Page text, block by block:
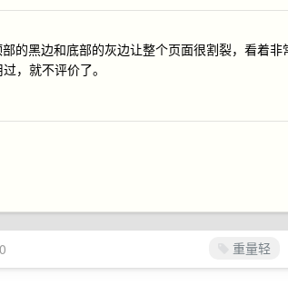
的黑边和底部的灰边让整个页面很割裂，看着
，就不评价了。
重量轻